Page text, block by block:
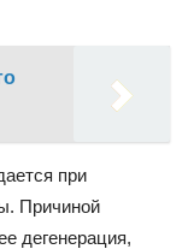
при
Причиной
дегенерация,